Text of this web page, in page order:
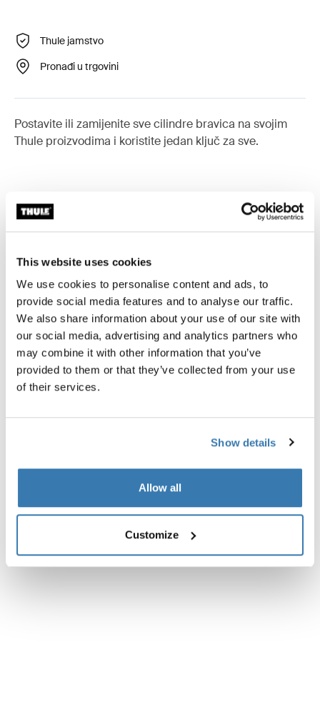
This website uses cookies
We use cookies to personalise content and ads, to
provide social media features and to analyse our traffic.
We also share information about your use of our site with
our social media, advertising and analytics partners who
may combine it with other information that you’ve
provided to them or that they’ve collected from your use
of their services.
Show details
Allow all
Customize
Thule jamstvo
Pronađi u trgovini
Postavite ili zamijenite sve cilindre bravica na svojim
Thule proizvodima i koristite jedan ključ za sve.
Toggle features
Sve značajke